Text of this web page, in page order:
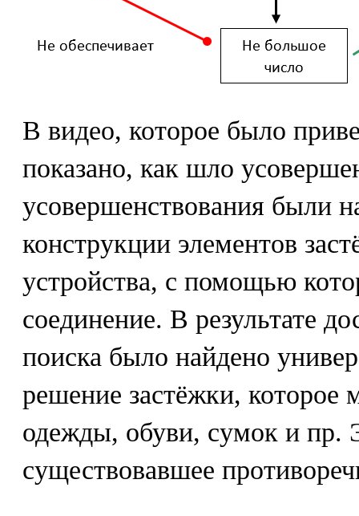
В видео, которое было
показано, как шло
усовершенствования были
конструкции элементов
устройства, с помощью
соединение. В результате
поиска было найдено
решение застёжки, которое
одежды, обуви, сумок и пр.
существовавшее